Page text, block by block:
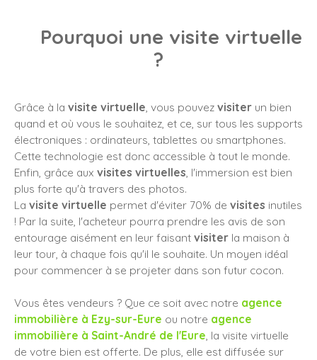
Pourquoi une visite virtuelle
?
Grâce à la visite virtuelle, vous pouvez visiter un bien
quand et où vous le souhaitez, et ce, sur tous les supports
électroniques : ordinateurs, tablettes ou smartphones.
Cette technologie est donc accessible à tout le monde.
Enfin, grâce aux visites virtuelles, l'immersion est bien
plus forte qu'à travers des photos.
La visite virtuelle permet d'éviter 70% de visites inutiles
! Par la suite, l'acheteur pourra prendre les avis de son
entourage aisément en leur faisant visiter la maison à
leur tour, à chaque fois qu'il le souhaite. Un moyen idéal
pour commencer à se projeter dans son futur cocon.
Vous êtes vendeurs ? Que ce soit avec notre agence
immobilière à Ezy-sur-Eure ou notre agence
immobilière à Saint-André de l'Eure, la visite virtuelle
de votre bien est offerte. De plus, elle est diffusée sur